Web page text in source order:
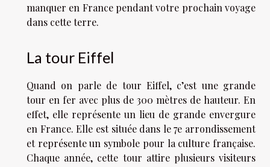
manquer en France pendant votre prochain voyage
dans cette terre.
La tour Eiffel
Quand on parle de tour Eiffel, c’est une grande
tour en fer avec plus de 300 mètres de hauteur. En
effet, elle représente un lieu de grande envergure
en France. Elle est située dans le 7e arrondissement
et représente un symbole pour la culture française.
Chaque année, cette tour attire plusieurs visiteurs